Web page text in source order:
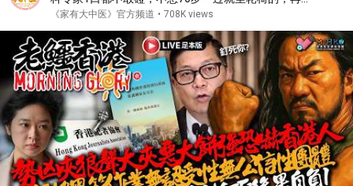
欢都要忌口！【家庭大医生】
《家有大中医》官方频道 • 708K views